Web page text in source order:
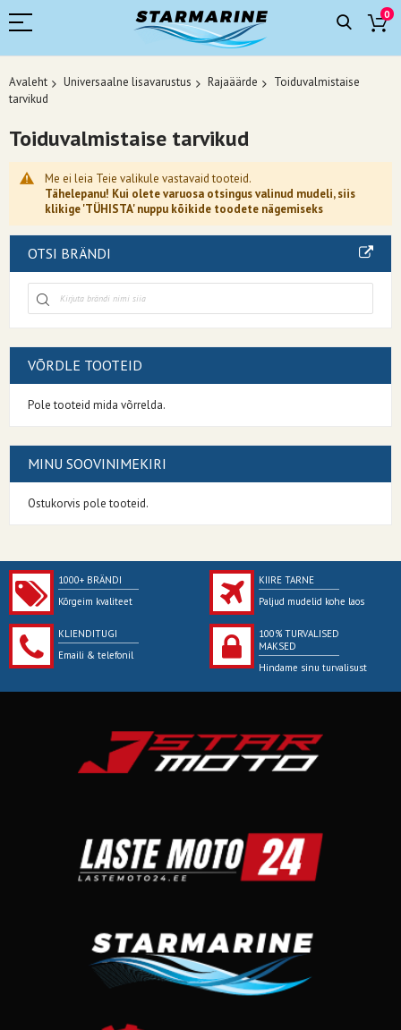
0
Avaleht Universaalne lisavarustus Rajaäärde
Toiduvalmistaise
tarvikud
Toiduvalmistaise tarvikud
Me ei leia Teie valikule vastavaid tooteid.
Tähelepanu! Kui olete varuosa otsingus valinud mudeli, siis
klikige 'TÜHISTA' nuppu kõikide toodete nägemiseks
OTSI BRÄNDI
VÕRDLE TOOTEID
Pole tooteid mida võrrelda.
MINU SOOVINIMEKIRI
Ostukorvis pole tooteid.
1000+ BRÄNDI
Kõrgeim kvaliteet
KIIRE TARNE
Paljud mudelid kohe laos
KLIENDITUGI
Emaili & telefonil
100% TURVALISED
MAKSED
Hindame sinu turvalisust